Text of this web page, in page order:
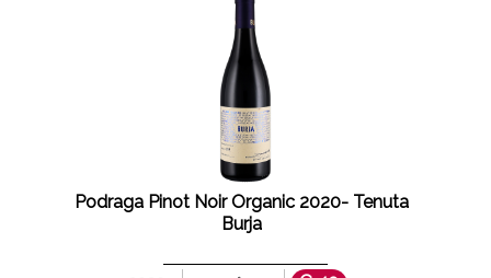
Podraga Pinot Noir Organic 2020- Tenuta
Burja